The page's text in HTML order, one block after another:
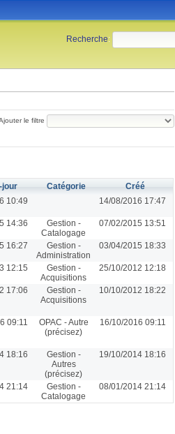
Recherche:
le filtre
jour Catégorie
Créé
10:49 14/08/2016 17:47
14:36
Gestion -
Catalogage
07/02/2015 13:51
16:27
Gestion -
Administration
03/04/2015 18:33
12:15
Gestion -
Acquisitions
25/10/2012 12:18
17:06
Gestion -
Acquisitions
10/10/2012 18:22
09:11
OPAC - Autre
(précisez)
16/10/2016 09:11
18:16
Gestion -
Autres
(précisez)
19/10/2014 18:16
21:14
Gestion -
Catalogage
08/01/2014 21:14